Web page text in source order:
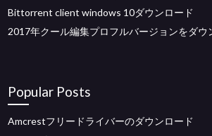
Bittorrent client windows 10ダウンロード
2017年クール編集プロフルバージョンをダウ
Popular Posts
Amcrestフリードライバーのダウンロード